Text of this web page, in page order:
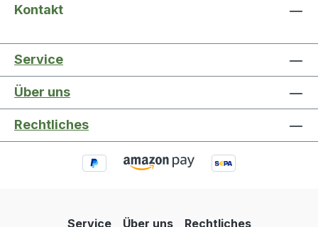
Kontakt
Service
Über uns
Rechtliches
Service Über uns Rechtliches